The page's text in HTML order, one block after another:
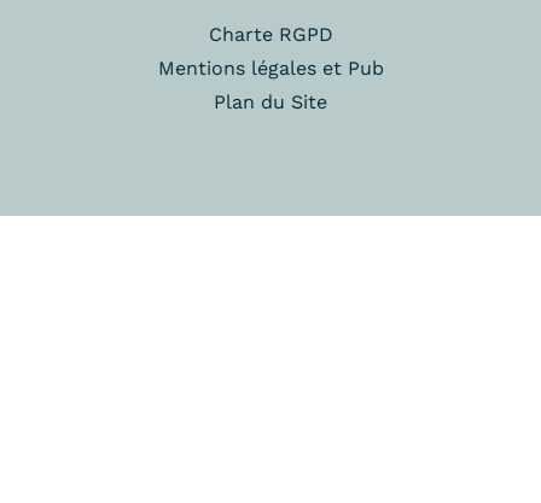
Charte RGPD
Mentions légales et Pub
Plan du Site